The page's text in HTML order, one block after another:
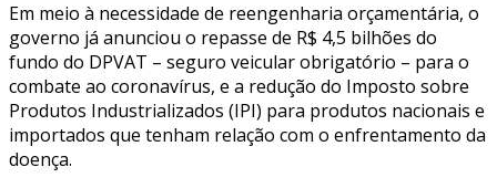
Em meio à necessidade de reengenharia orçamentária, o
governo já anunciou o repasse de R$ 4,5 bilhões do
fundo do DPVAT – seguro veicular obrigatório – para o
combate ao coronavírus, e a redução do Imposto sobre
Produtos Industrializados (IPI) para produtos nacionais e
importados que tenham relação com o enfrentamento da
doença.